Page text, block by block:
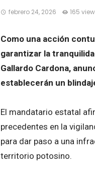
febrero 24, 2026 165
Como una acción
garantizar la
Gallardo Cardona,
establecerán un
El mandatario estatal
precedentes en la
para dar paso a una
territorio potosino.